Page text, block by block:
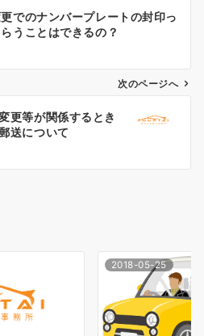
でのナンバープレートの封印っ
うことはできるの？
次のページへ
更等が関係するとき
送について
2018-05-25